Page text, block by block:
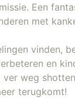
Een
met
vinden,
en
weg
terugkomt!